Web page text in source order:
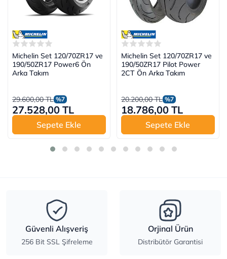
Michelin Set 120/70ZR17 ve
190/50ZR17 Power6 Ön
Arka Takım
29.600,00 TL %7
27.528,00 TL
Sepete Ekle
Michelin Set 120/70ZR17 ve
190/50ZR17 Pilot Power
2CT Ön Arka Takım
20.200,00 TL %7
18.786,00 TL
Sepete Ekle
Güvenli Alışveriş
256 Bit SSL Şifreleme
Orjinal Ürün
Distribütör Garantisi